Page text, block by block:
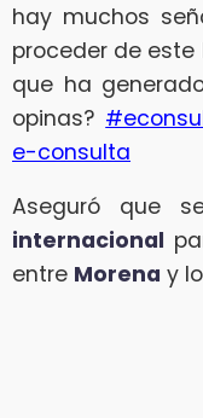
hay muchos
proceder de
que ha
opinas?
e-consulta
Aseguró que
internacional
entre Morena y